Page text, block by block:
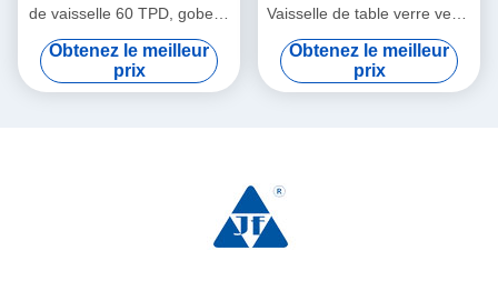
de vaisselle 60 TPD, gobelet
transparent pour un usage
quotidien
Obtenez le meilleur
prix
Vaisselle de table verre verre
transparent Vaisselle pour
verre domestique
Obtenez le meilleur
prix